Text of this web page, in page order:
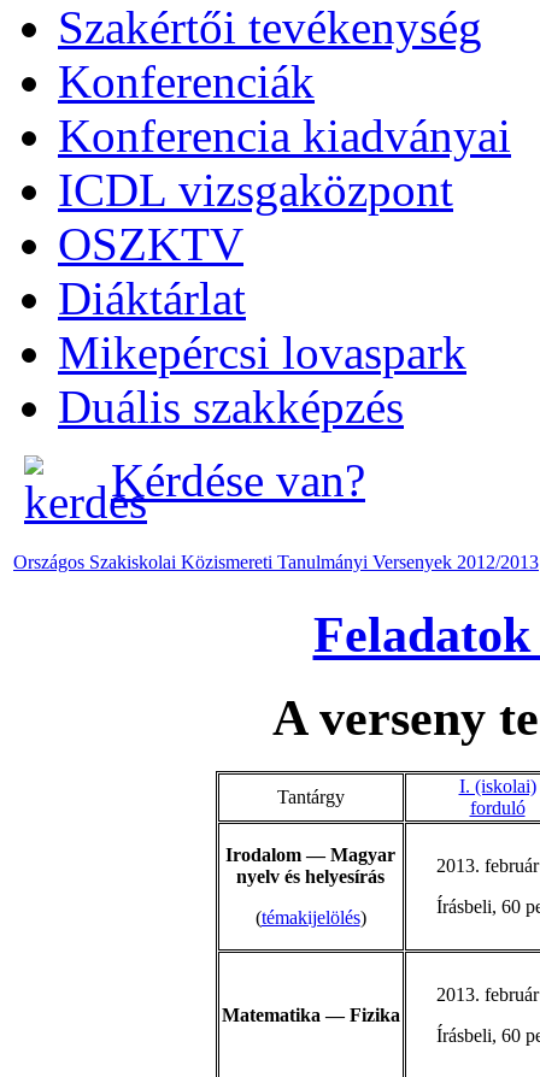
Szakértői tevékenység
Konferenciák
Konferencia kiadványai
ICDL vizsgaközpont
OSZKTV
Diáktárlat
Mikepércsi lovaspark
Duális szakképzés
Kérdése van?
Országos Szakiskolai Közismereti Tanulmányi Versenyek 2012/2013
Feladatok
A verseny
Tantárgy
I. (iskolai)
forduló
Irodalom — Magyar
nyelv és helyesírás
(témakijelölés)
2013.
Írásbeli, 60
Matematika — Fizika
2013.
Írásbeli, 60